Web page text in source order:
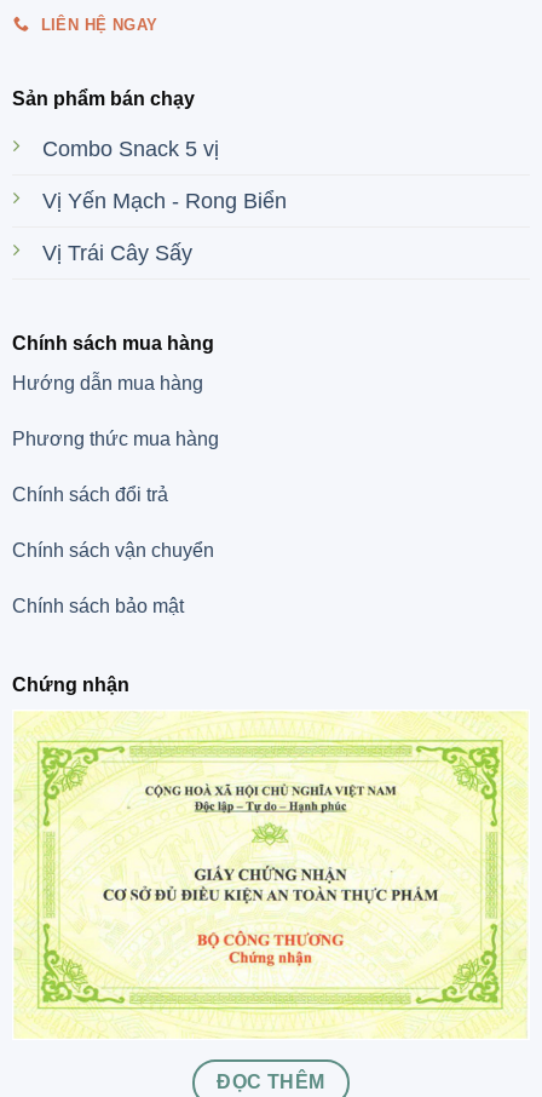
LIÊN HỆ NGAY
Sản phẩm bán chạy
Combo Snack 5 vị
Vị Yến Mạch - Rong Biển
Vị Trái Cây Sấy
Chính sách mua hàng
Hướng dẫn mua hàng
Phương thức mua hàng
Chính sách đổi trả
Chính sách vận chuyển
Chính sách bảo mật
Chứng nhận
ĐỌC THÊM